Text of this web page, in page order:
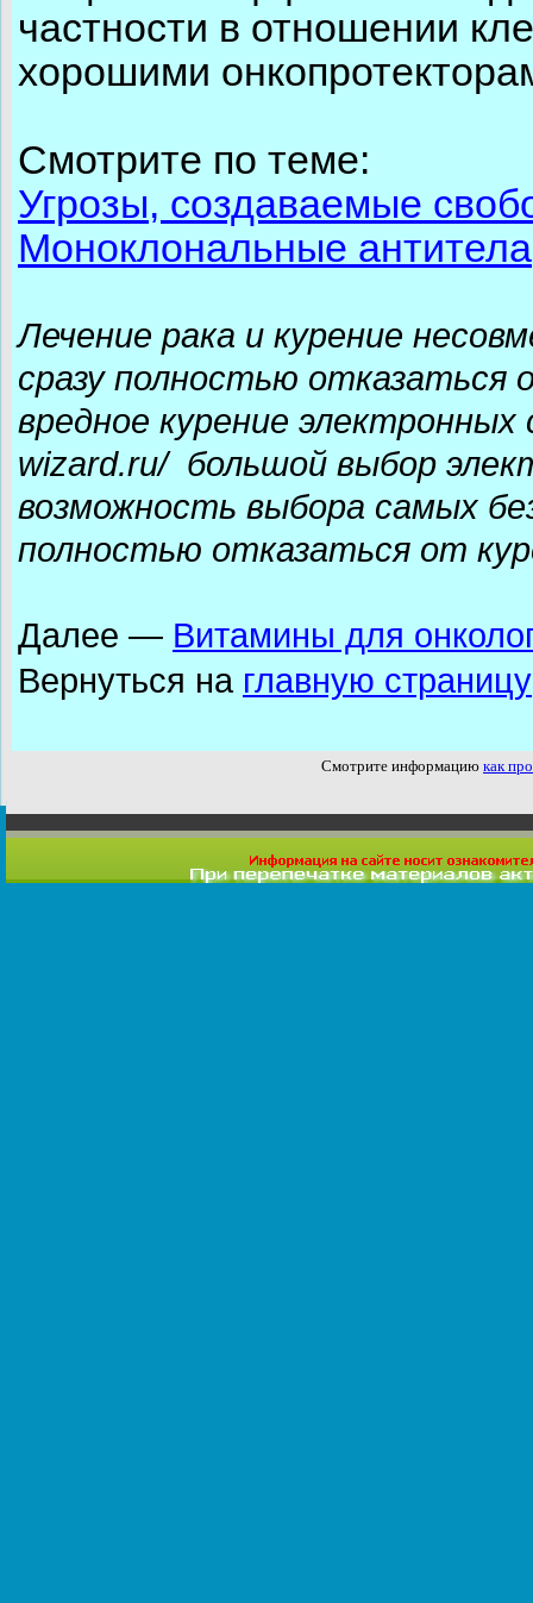
частности в отношении
хорошими
Смотрите по теме:
Угрозы, создаваемые
Моноклональные антитела
Лечение рака и курение
сразу полностью отказаться
вредное курение
wizard.ru/ большой выбор
возможность выбора самых
полностью отказаться от
Далее — Витамины для
Вернуться на главную страницу
Смотрите информацию как